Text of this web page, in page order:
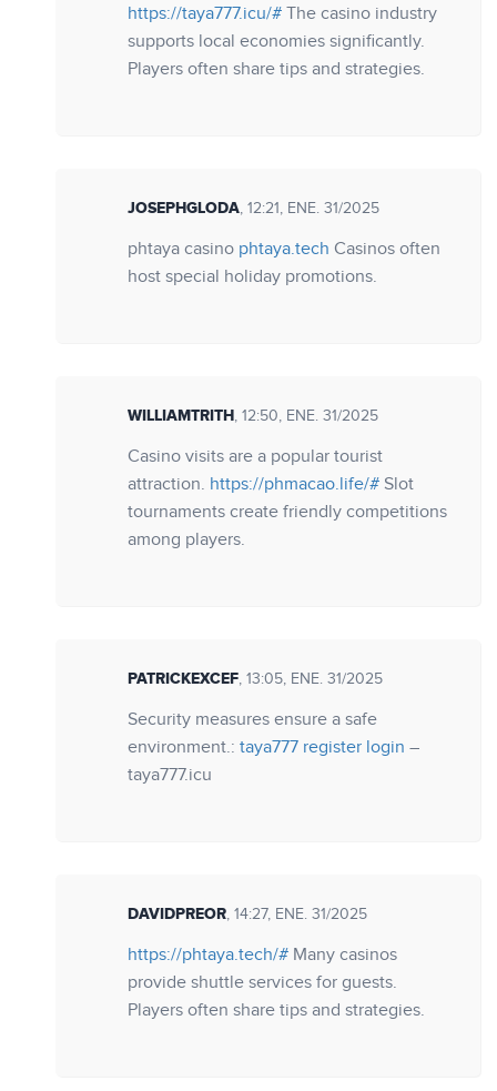
https://taya777.icu/# The casino industry
supports local economies significantly.
Players often share tips and strategies.
JOSEPHGLODA, 12:21, ENE. 31/2025
phtaya casino phtaya.tech Casinos often
host special holiday promotions.
WILLIAMTRITH, 12:50, ENE. 31/2025
Casino visits are a popular tourist
attraction. https://phmacao.life/# Slot
tournaments create friendly competitions
among players.
PATRICKEXCEF, 13:05, ENE. 31/2025
Security measures ensure a safe
environment.: taya777 register login –
taya777.icu
DAVIDPREOR, 14:27, ENE. 31/2025
https://phtaya.tech/# Many casinos
provide shuttle services for guests.
Players often share tips and strategies.